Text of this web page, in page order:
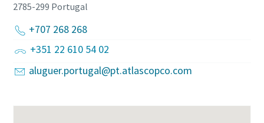
2785-299 Portugal
+707 268 268
+351 22 610 54 02
aluguer.portugal@pt.atlascopco.com